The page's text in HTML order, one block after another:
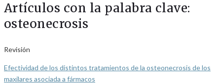
Artículos con la palabra clave:
osteonecrosis
Revisión
Efectividad de los distintos tratamientos de la osteonecrosis de los
maxilares asociada a fármacos